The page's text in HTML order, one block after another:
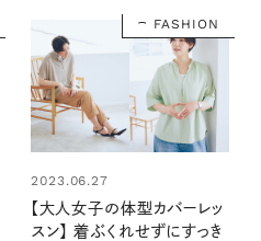
FASHION
2023.06.27
【大人女子の体型カバーレッ
スン】 着ぶくれせずにすっき